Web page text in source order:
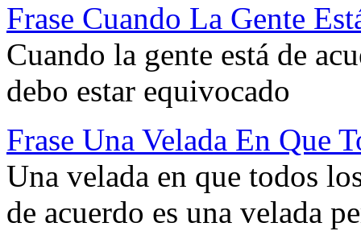
Frase Cuando La Gente
Cuando la gente está de
debo estar equivocado
Frase Una Velada En Que
Una velada en que todos
de acuerdo es una velada